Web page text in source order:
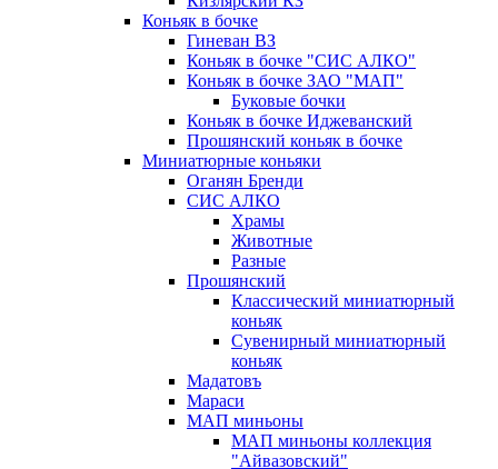
Коньяк в бочке
Гиневан ВЗ
Коньяк в бочке "СИС АЛКО"
Коньяк в бочке ЗАО "МАП"
Буковые бочки
Коньяк в бочке Иджеванский
Прошянский коньяк в бочке
Миниатюрные коньяки
Оганян Бренди
СИС АЛКО
Храмы
Животные
Разные
Прошянский
Классический миниатюрный
коньяк
Сувенирный миниатюрный
коньяк
Мадатовъ
Мараси
МАП миньоны
МАП миньоны коллекция
"Айвазовский"